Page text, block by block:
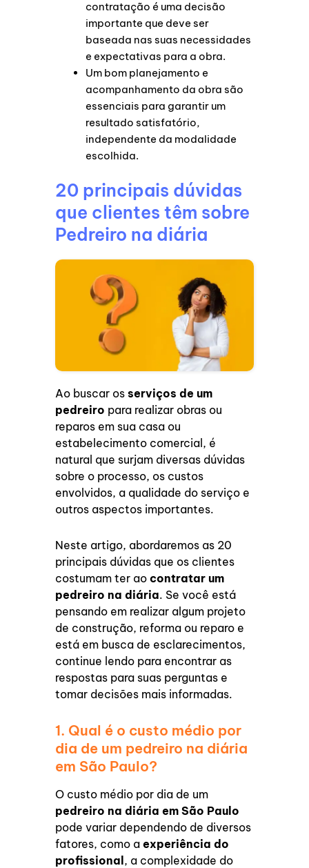
contratação é uma decisão
importante que deve ser
baseada nas suas necessidades
e expectativas para a obra.
Um bom planejamento e
acompanhamento da obra são
essenciais para garantir um
resultado satisfatório,
independente da modalidade
escolhida.
20 principais dúvidas
que clientes têm sobre
Pedreiro na diária
Ao buscar osserviços de um
pedreiro para realizar obras ou
reparos em sua casa ou
estabelecimento comercial, é
natural que surjam diversas dúvidas
sobre o processo, os custos
envolvidos, a qualidade do serviço e
outros aspectos importantes.
Neste artigo, abordaremos as 20
principais dúvidas que os clientes
costumam ter ao contratar um
pedreiro na diária. Se você está
pensando em realizar algum projeto
de construção, reforma ou reparo e
está em busca de esclarecimentos,
continue lendo para encontrar as
respostas para suas perguntas e
tomar decisões mais informadas.
1. Qual é o custo médio por
dia de um pedreiro na diária
em São Paulo?
O custo médio por dia de um
pedreiro na diária em São Paulo
pode variar dependendo de diversos
fatores, como aexperiência do
profissional, a complexidade do